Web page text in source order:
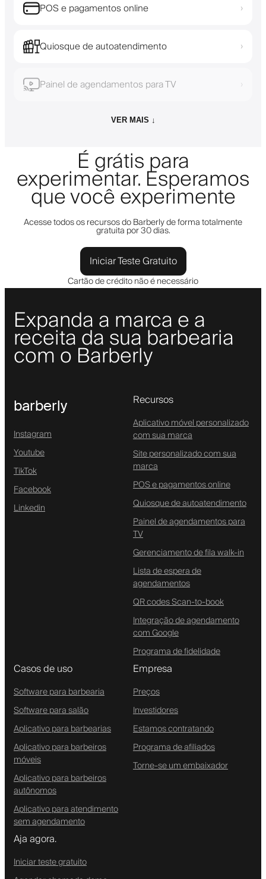
POS e pagamentos online ›
Quiosque de autoatendimento ›
Painel de agendamentos para TV ›
VER MAIS ↓
É grátis para
experimentar. Esperamos
que você experimente
Acesse todos os recursos do Barberly de forma totalmente
gratuita por 30 dias.
Iniciar Teste Gratuito
Cartão de crédito não é necessário
Expanda a marca e a
receita da sua barbearia
com o Barberly
barberly
Instagram
Youtube
TikTok
Facebook
Linkedin
Recursos
Aplicativo móvel personalizado
com sua marca
Site personalizado com sua
marca
POS e pagamentos online
Quiosque de autoatendimento
Painel de agendamentos para
TV
Gerenciamento de fila walk-in
Lista de espera de
agendamentos
QR codes Scan-to-book
Integração de agendamento
com Google
Programa de fidelidade
Casos de uso
Software para barbearia
Software para salão
Aplicativo para barbearias
Aplicativo para barbeiros
móveis
Aplicativo para barbeiros
autônomos
Aplicativo para atendimento
sem agendamento
Empresa
Preços
Investidores
Estamos contratando
Programa de afiliados
Torne-se um embaixador
Aja agora.
Iniciar teste gratuito